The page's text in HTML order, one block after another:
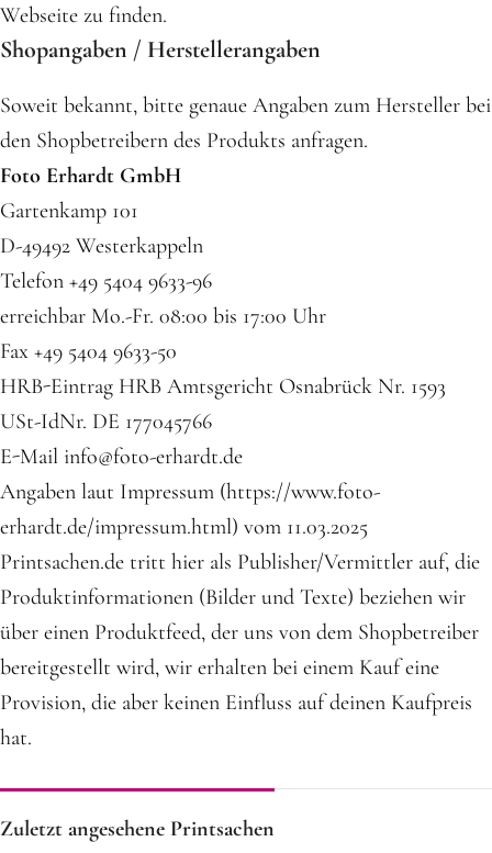
Webseite zu finden.
Shopangaben / Herstellerangaben
Soweit bekannt, bitte genaue Angaben zum Hersteller bei
den Shopbetreibern des Produkts anfragen.
Foto Erhardt GmbH
Gartenkamp 101
D-49492 Westerkappeln
Telefon +49 5404 9633-96
erreichbar Mo.-Fr. 08:00 bis 17:00 Uhr
Fax +49 5404 9633-50
HRB-Eintrag HRB Amtsgericht Osnabrück Nr. 1593
USt-IdNr. DE 177045766
E-Mail info@foto-erhardt.de
Angaben laut Impressum (https://www.foto-
erhardt.de/impressum.html) vom 11.03.2025
Printsachen.de tritt hier als Publisher/Vermittler auf, die
Produktinformationen (Bilder und Texte) beziehen wir
über einen Produktfeed, der uns von dem Shopbetreiber
bereitgestellt wird, wir erhalten bei einem Kauf eine
Provision, die aber keinen Einfluss auf deinen Kaufpreis
hat.
Zuletzt angesehene Printsachen